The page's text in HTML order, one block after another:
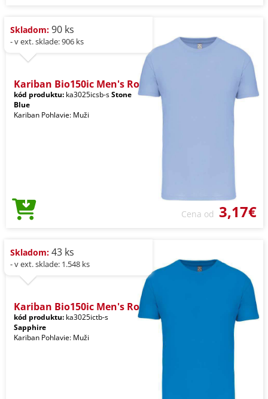
Skladom: 90 ks
- v ext. sklade: 906 ks
Kariban Bio150ic Men's Ro
kód produktu: ka3025icsb-sStone
Blue
Kariban Pohlavie: Muži
Cena od 3,17€
Skladom: 43 ks
- v ext. sklade: 1.548 ks
Kariban Bio150ic Men's Ro
kód produktu: ka3025ictb-s
Sapphire
Kariban Pohlavie: Muži